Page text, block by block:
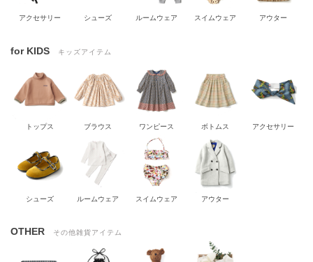
アクセサリー シューズ ルームウェア スイムウェア アウター
for KIDS キッズアイテム
トップス ブラウス ワンピース ボトムス アクセサリー
シューズ ルームウェア スイムウェア アウター
OTHER その他雑貨アイテム